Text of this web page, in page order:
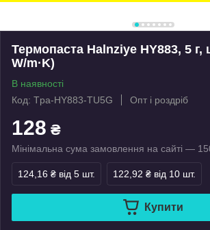
Термопаста Halnziye HY883, 5 г,
W/m·K)
В наявності
Код: Tpa-HY883-TU5G
Опт і роздріб
128 ₴
Мінімальна сума замовлення на сайті —
124,16 ₴ від 5 шт. 122,92 ₴ від 10 шт.
Купити